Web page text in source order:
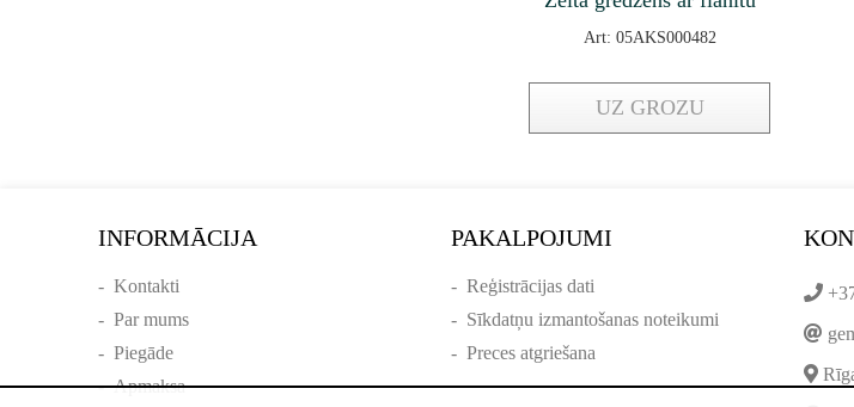
Art: 05AKS000482
UZ GROZU
INFORMĀCIJA
- Kontakti
- Par mums
- Piegāde
-Apmaksa
PAKALPOJUMI
- Reģistrācijas dati
- Sīkdatņu izmantošanas noteikumi
- Preces atgriešana